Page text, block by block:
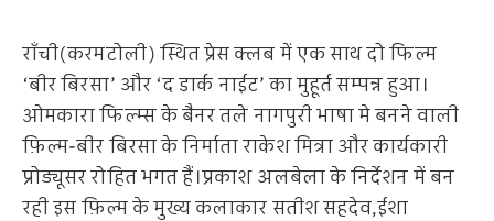
राँची(करमटोली) स्थित प्रेस क्लब में एक साथ दो फिल्म
‘बीर बिरसा’ और ‘द डार्क नाईट’ का मुहूर्त सम्पन्न हुआ।
ओमकारा फिल्म्स के बैनर तले नागपुरी भाषा मे बनने वाली
फ़िल्म-बीर बिरसा के निर्माता राकेश मित्रा और कार्यकारी
प्रोड्यूसर रोहित भगत हैं।प्रकाश अलबेला के निर्देशन में बन
रही इस फ़िल्म के मुख्य कलाकार सतीश सहदेव,ईशा